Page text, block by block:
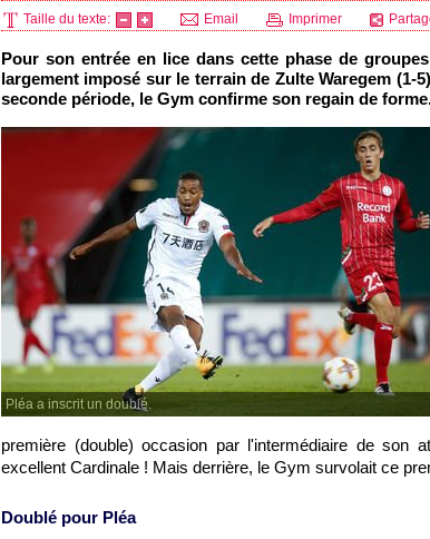
Taille du texte: Email Imprimer
Pour son entrée en lice dans cette phase de
largement imposé sur le terrain de Zulte Waregem (1-
seconde période, le Gym confirme son regain de
Pléa a inscrit un doublé.
première (double) occasion par l'intermédiaire de son
excellent Cardinale ! Mais derrière, le Gym survolait ce
Doublé pour Pléa